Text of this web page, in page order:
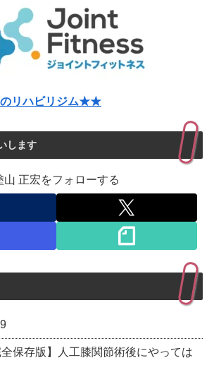
リハビリジム★★
します
山 正宏をフォローする
保存版】人工膝関節術後にやっては